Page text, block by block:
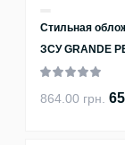
Стильная
ЗСУ GRANDE
864.00 грн.